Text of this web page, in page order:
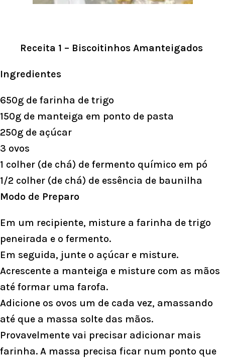
Receita 1 – Biscoitinhos Amanteigados
Ingredientes
650g de farinha de trigo
150g de manteiga em ponto de pasta
250g de açúcar
3 ovos
1 colher (de chá) de fermento químico em pó
1/2 colher (de chá) de essência de baunilha
Modo de Preparo
Em um recipiente, misture a farinha de trigo
peneirada e o fermento.
Em seguida, junte o açúcar e misture.
Acrescente a manteiga e misture com as mãos
até formar uma farofa.
Adicione os ovos um de cada vez, amassando
até que a massa solte das mãos.
Provavelmente vai precisar adicionar mais
farinha. A massa precisa ficar num ponto que